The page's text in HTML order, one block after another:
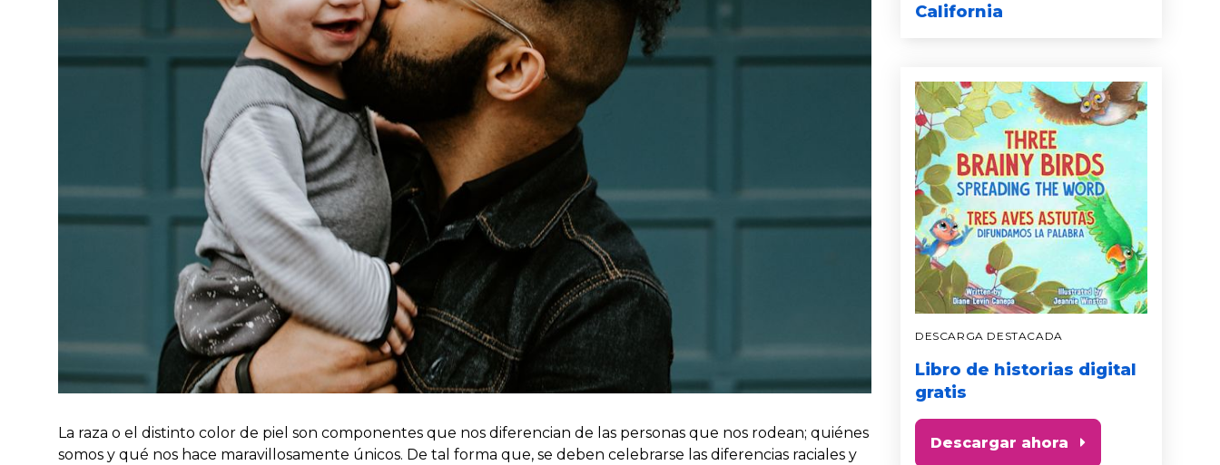
La raza o el distinto color de piel son componentes que nos diferencian de las personas que nos rodean; quiénes
somos y qué nos hace maravillosamente únicos. De tal forma que, se deben celebrarse las diferencias raciales y
California
DESCARGA DESTACADA
Libro de historias digital
gratis
Descargar ahora